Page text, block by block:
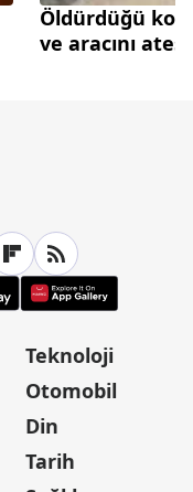
Öldürdüğü
ve aracını
Teknoloji
Otomobil
Din
Tarih